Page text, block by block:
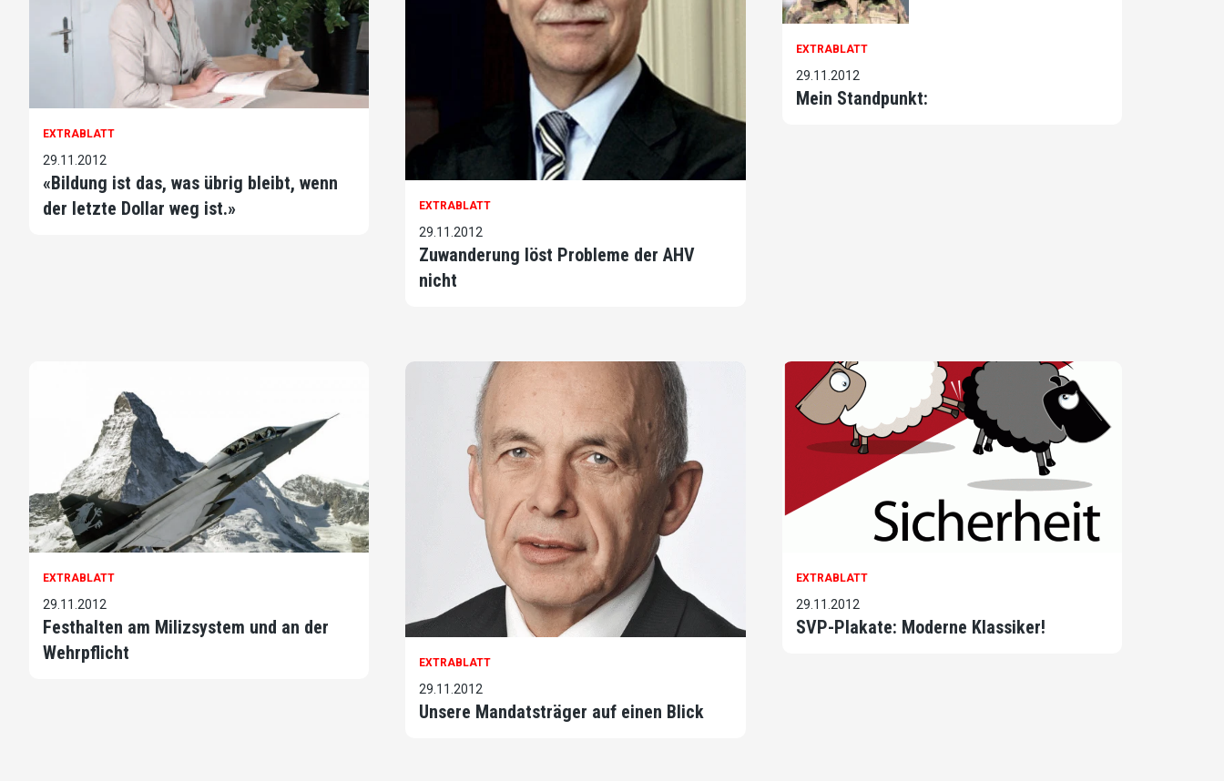
EXTRABLATT
29.11.2012
«Bildung ist das, was übrig bleibt, wenn
der letzte Dollar weg ist.»
EXTRABLATT
29.11.2012
Zuwanderung löst Probleme der AHV
nicht
EXTRABLATT
29.11.2012
Mein Standpunkt:
EXTRABLATT
29.11.2012
Festhalten am Milizsystem und an der
Wehrpflicht
EXTRABLATT
29.11.2012
Unsere Mandatsträger auf einen Blick
EXTRABLATT
29.11.2012
SVP-Plakate: Moderne Klassiker!